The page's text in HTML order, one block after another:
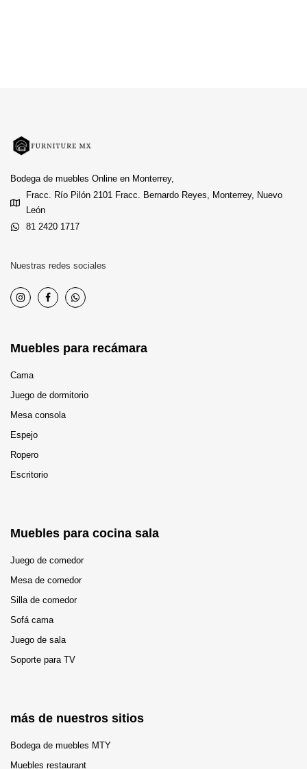
Bodega de muebles Online en Monterrey,
Fracc. Río Pilón 2101 Fracc. Bernardo Reyes, Monterrey, Nuevo
León
81 2420 1717
Nuestras redes sociales
Muebles para recámara
Cama
Juego de dormitorio
Mesa consola
Espejo
Ropero
Escritorio
Muebles para cocina sala
Juego de comedor
Mesa de comedor
Silla de comedor
Sofá cama
Juego de sala
Soporte para TV
más de nuestros sitios
Bodega de muebles MTY
Muebles restaurant